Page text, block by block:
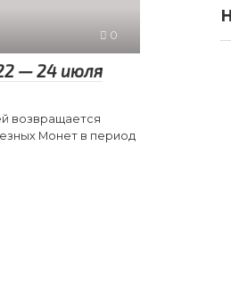
0
— 24 июля
возвращается
Монет в период